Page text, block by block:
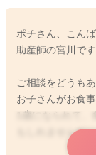
ポチさん、こん
助産師の宮川です
ご相談をどうも
お子さんがお食
1歳になられて
もしれませんね。